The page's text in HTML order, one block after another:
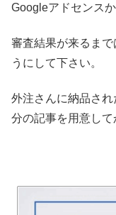
Googleアドセンス
審査結果が来るま
うにして下さい。
外注さんに納品さ
分の記事を用意して